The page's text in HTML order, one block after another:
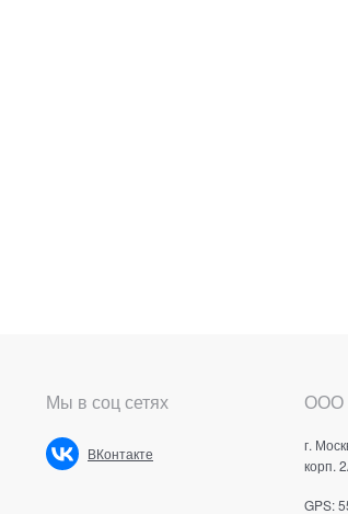
Мы в соц сетях
ВКонтакте
ООО
г.
корп.
GPS: